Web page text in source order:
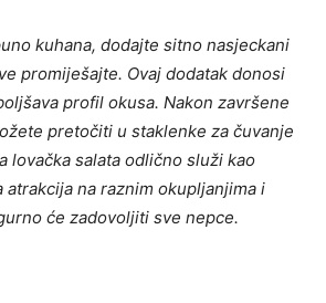
kuhana, dodajte sitno nasjeckani
promiješajte. Ovaj dodatak donosi
profil okusa. Nakon završene
pretočiti u staklenke za čuvanje
lovačka salata odlično služi kao
atrakcija na raznim okupljanjima i
će zadovoljiti sve nepce.